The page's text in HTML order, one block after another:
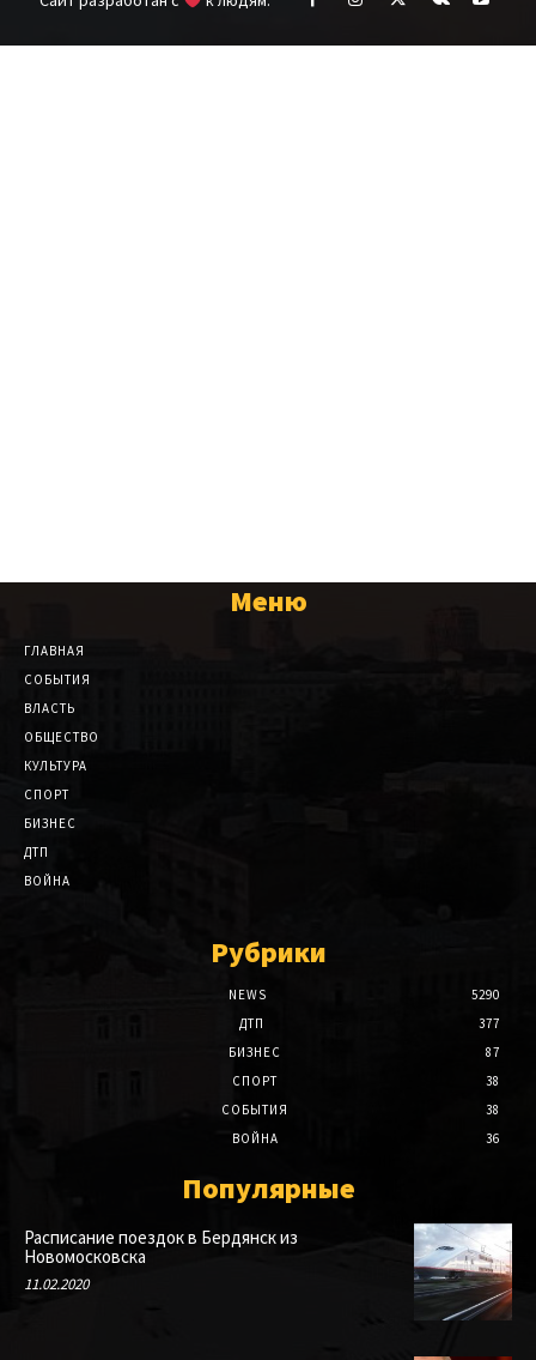
Меню
ГЛАВНАЯ
СОБЫТИЯ
ВЛАСТЬ
ОБЩЕСТВО
КУЛЬТУРА
СПОРТ
БИЗНЕС
ДТП
ВОЙНА
Рубрики
NEWS
5290
ДТП
377
БИЗНЕС
87
СПОРТ
38
СОБЫТИЯ
38
ВОЙНА
36
Популярные
Расписание поездок в Бердянск из
Новомосковска
11.02.2020